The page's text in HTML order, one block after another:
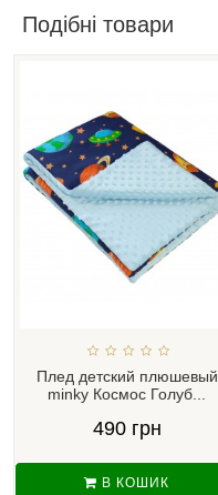
Подібні товари
Плед детский плюшевый
minky Космос Голуб...
490 грн
В КОШИК